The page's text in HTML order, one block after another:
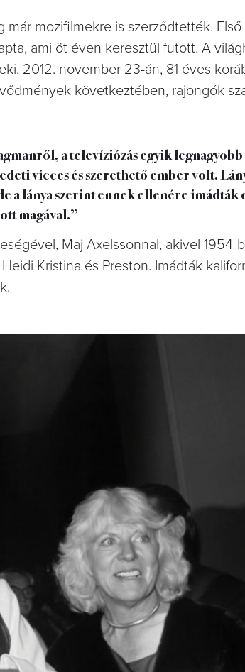
mozifilmekre is szerződtették.
ami öt éven keresztül futott. A
2012. november 23-án, 81 éves
következtében, rajongók
a televíziózás egyik
vicces és szerethető ember volt.
a lánya szerint ennek ellenére imádták
magával.”
Maj Axelssonnal, akivel 1954-
Kristina és Preston. Imádták